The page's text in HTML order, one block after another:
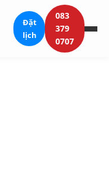
Đặt
lịch
083
379
0707